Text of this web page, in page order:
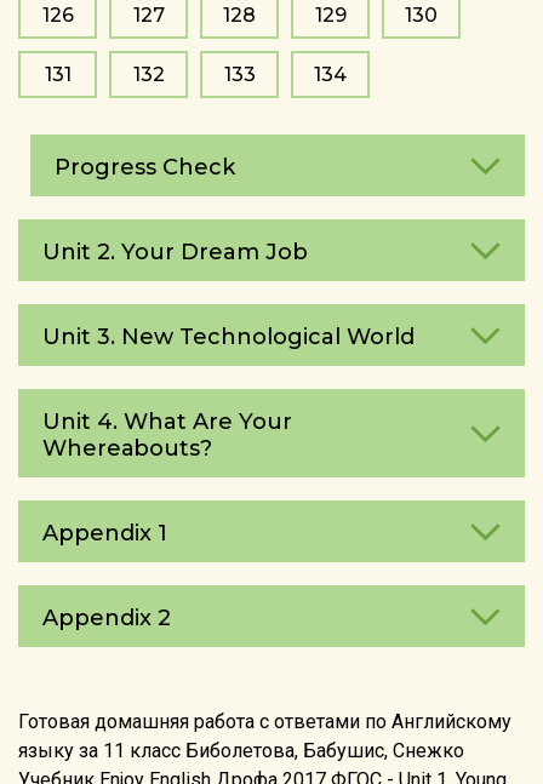
126 127 128 129 130
131 132 133 134
Progress Check
Unit 2. Your Dream Job
Unit 3. New Technological World
Unit 4. What Are Your
Whereаbouts?
Appendix 1
Appendix 2
Готовая домашняя работа с ответами по Английскому
языку за 11 класс Биболетова, Бабушис, Снежко
Учебник Enjoy English Дрофа 2017 ФГОС - Unit 1. Young